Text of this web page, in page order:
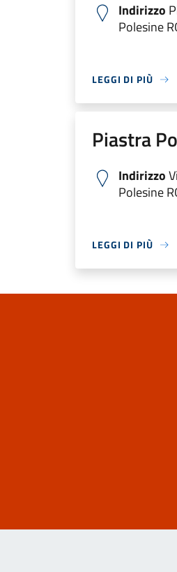
Indirizzo
Polesine
LEGGI DI PIÙ
Piastra
Indirizzo
Polesine
LEGGI DI PIÙ